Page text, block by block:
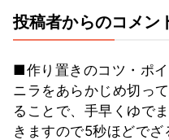
投稿者からのコメン
■作り置きのコツ・ポイ
ニラをあらかじめ切っ
ることで、手早くゆで
きますので5秒ほどでざ